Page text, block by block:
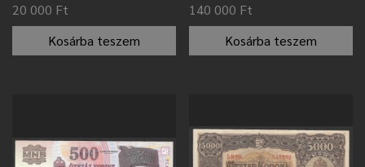
20 000 Ft
Kosárba teszem
140 000 Ft
Kosárba teszem